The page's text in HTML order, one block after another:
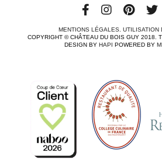
MENTIONS LÉGALES. UTILISATION
COPYRIGHT © CHÂTEAU DU BOIS GUY 2018.
DESIGN BY HAPI POWERED BY